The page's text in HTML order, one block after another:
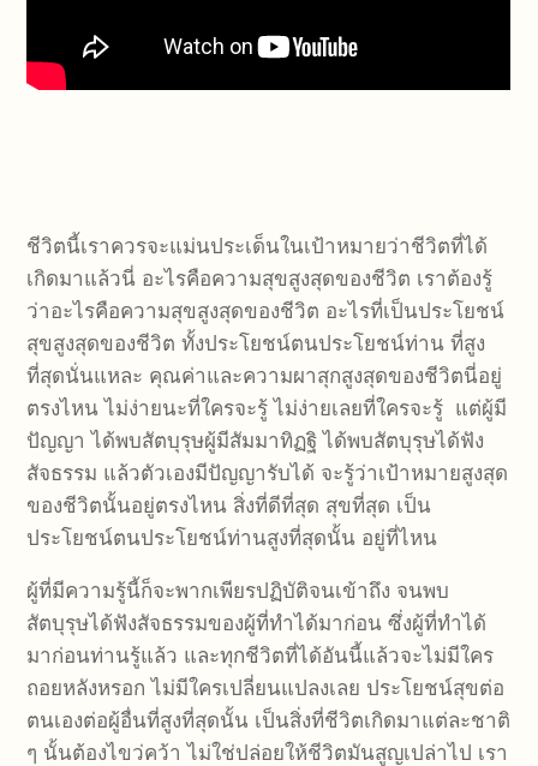
ชีวิตนี้เราควรจะแม่นประเด็นในเป้าหมายว่าชีวิตที่ได้
เกิดมาแล้วนี่ อะไรคือความสุขสูงสุดของชีวิต เราต้องรู้
ว่าอะไรคือความสุขสูงสุดของชีวิต อะไรที่เป็นประโยชน์
สุขสูงสุดของชีวิต ทั้งประโยชน์ตนประโยชน์ท่าน ที่สูง
ที่สุดนั่นแหละ คุณค่าและความผาสุกสูงสุดของชีวิตนี่อยู่
ตรงไหน ไม่ง่ายนะที่ใครจะรู้ ไม่ง่ายเลยที่ใครจะรู้ แต่ผู้มี
ปัญญา ได้พบสัตบุรุษผู้มีสัมมาทิฏฐิ ได้พบสัตบุรุษได้ฟัง
สัจธรรม แล้วตัวเองมีปัญญารับได้ จะรู้ว่าเป้าหมายสูงสุด
ของชีวิตนั้นอยู่ตรงไหน สิ่งที่ดีที่สุด สุขที่สุด เป็น
ประโยชน์ตนประโยชน์ท่านสูงที่สุดนั้น อยู่ที่ไหน
ผู้ที่มีความรู้นี้ก็จะพากเพียรปฏิบัติจนเข้าถึง จนพบ
สัตบุรุษได้ฟังสัจธรรมของผู้ที่ทำได้มาก่อน ซึ่งผู้ที่ทำได้
มาก่อนท่านรู้แล้ว และทุกชีวิตที่ได้อันนี้แล้วจะไม่มีใคร
ถอยหลังหรอก ไม่มีใครเปลี่ยนแปลงเลย ประโยชน์สุขต่อ
ตนเองต่อผู้อื่นที่สูงที่สุดนั้น เป็นสิ่งที่ชีวิตเกิดมาแต่ละชาติ
ๆ นั้นต้องไขว่คว้า ไม่ใช่ปล่อยให้ชีวิตมันสูญเปล่าไป เรา